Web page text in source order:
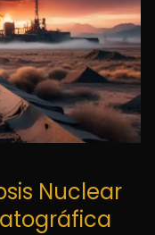
Nuclear